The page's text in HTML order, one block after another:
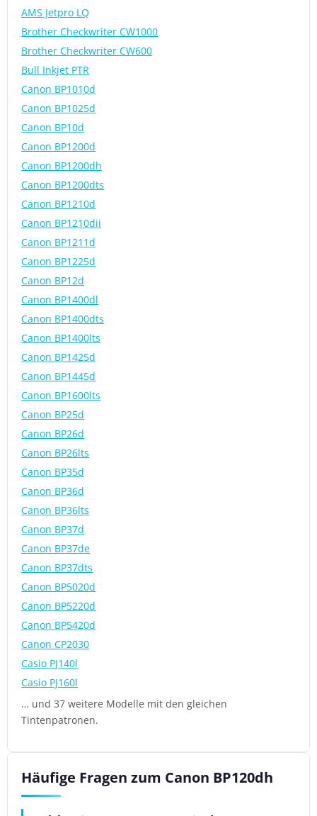
AMS Jetpro LQ
Brother Checkwriter CW1000
Brother Checkwriter CW600
Bull Inkjet PTR
Canon BP1010d
Canon BP1025d
Canon BP10d
Canon BP1200d
Canon BP1200dh
Canon BP1200dts
Canon BP1210d
Canon BP1210dii
Canon BP1211d
Canon BP1225d
Canon BP12d
Canon BP1400dl
Canon BP1400dts
Canon BP1400lts
Canon BP1425d
Canon BP1445d
Canon BP1600lts
Canon BP25d
Canon BP26d
Canon BP26lts
Canon BP35d
Canon BP36d
Canon BP36lts
Canon BP37d
Canon BP37de
Canon BP37dts
Canon BP5020d
Canon BP5220d
Canon BP5420d
Canon CP2030
Casio PJ140l
Casio PJ160l
… und 37 weitere Modelle mit den gleichen
Tintenpatronen.
Häufige Fragen zum Canon BP120dh